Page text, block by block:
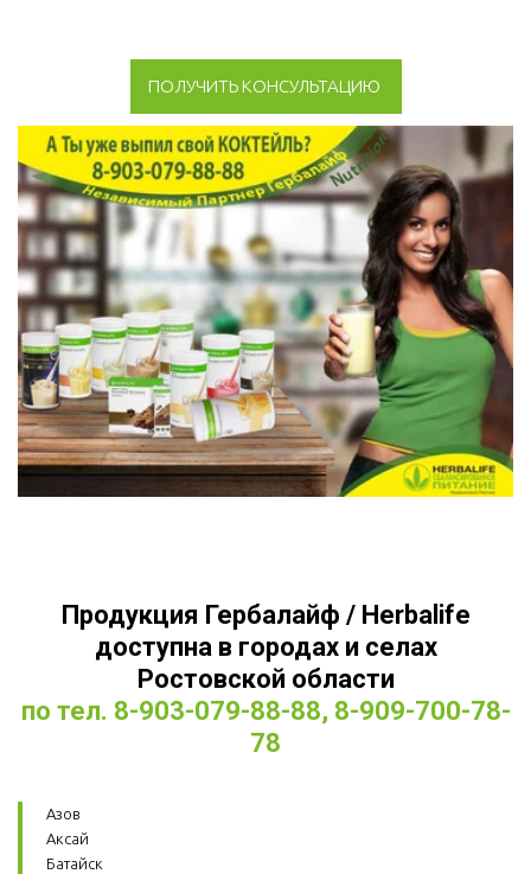
ПОЛУЧИТЬ КОНСУЛЬТАЦИЮ
Продукция Гербалайф / Herbalife
доступна в городах и селах
Ростовской области
по тел. 8-903-079-88-88, 8-909-700-78-
78
Азов
Аксай
Батайск